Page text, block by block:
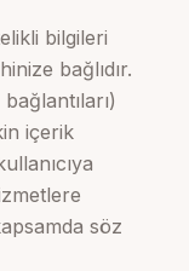
bilgileri
bağlıdır.
içerik
söz